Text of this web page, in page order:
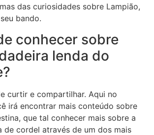
das curiosidades sobre Lampião,
bando.
conhecer sobre
lenda do
curtir e compartilhar. Aqui no
irá encontrar mais conteúdo sobre
que tal conhecer mais sobre a
de cordel através de um dos mais